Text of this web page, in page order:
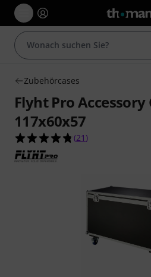
Zubehörcases
Flyht Pro Accessory
117x60x57
4.8 von 5 Sternen
(21 )